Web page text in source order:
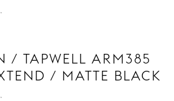
/ TAPWELL ARM385
/ MATTE BLACK